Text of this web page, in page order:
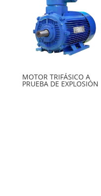
MOTOR TRIFÁSICO A
PRUEBA DE EXPLOSIÓN